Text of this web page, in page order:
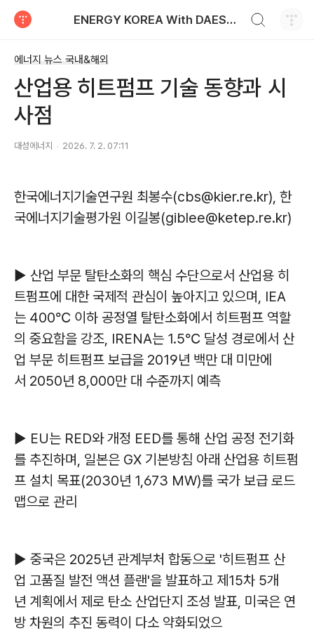
ENERGY KOREA With DAESUNG ENERGY
에너지 뉴스 국내&해외
산업용 히트펌프 기술 동향과 시
사점
대성에너지 2026. 7. 2. 07:11
한국에너지기술연구원 최봉수(cbs@kier.re.kr), 한
국에너지기술평가원 이길봉(giblee@ketep.re.kr)
▶ 산업 부문 탈탄소화의 핵심 수단으로서 산업용 히
트펌프에 대한 국제적 관심이 높아지고 있으며, IEA
는 400℃ 이하 공정열 탈탄소화에서 히트펌프 역할
의 중요함을 강조, IRENA는 1.5℃ 달성 경로에서 산
업 부문 히트펌프 보급을 2019년 백만 대 미만에
서 2050년 8,000만 대 수준까지 예측
▶ EU는 RED와 개정 EED를 통해 산업 공정 전기화
를 추진하며, 일본은 GX 기본방침 아래 산업용 히트펌
프 설치 목표(2030년 1,673 MW)를 국가 보급 로드
맵으로 관리
▶ 중국은 2025년 관계부처 합동으로 '히트펌프 산
업 고품질 발전 액션 플랜'을 발표하고 제15차 5개
년 계획에서 제로 탄소 산업단지 조성 발표, 미국은 연
방 차원의 추진 동력이 다소 약화되었으